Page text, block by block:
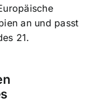
an und passt
21.